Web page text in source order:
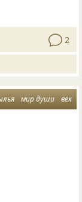
2
мир души век